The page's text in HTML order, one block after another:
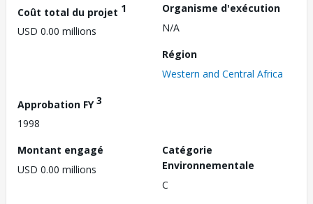
Coût total du projet 1
USD 0.00 millions
Organisme d'exécution
N/A
Région
Western and Central Africa
Approbation FY3
1998
Montant engagé
USD 0.00 millions
Catégorie
Environnementale
C